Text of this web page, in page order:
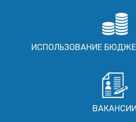
ИСПОЛЬЗОВАНИЕ
ВАКАНСИИ